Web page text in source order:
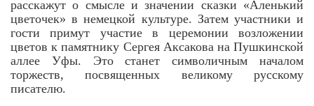
расскажут о смысле и значении сказки «Аленький
цветочек» в немецкой культуре. Затем участники и
гости примут участие в церемонии возложении
цветов к памятнику Сергея Аксакова на Пушкинской
аллее Уфы. Это станет символичным началом
торжеств, посвященных великому русскому
писателю.